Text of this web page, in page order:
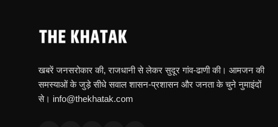
खबरें जनसरोकार की, राजधानी से लेकर सुदूर गांव-ढाणी की। आमजन की
समस्याओं के जुड़े सीधे सवाल शासन-प्रशासन और जनता के चुने नुमाइंदों
से। info@thekhatak.com